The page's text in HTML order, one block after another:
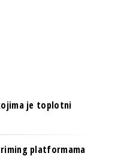
je toplotni
platformama